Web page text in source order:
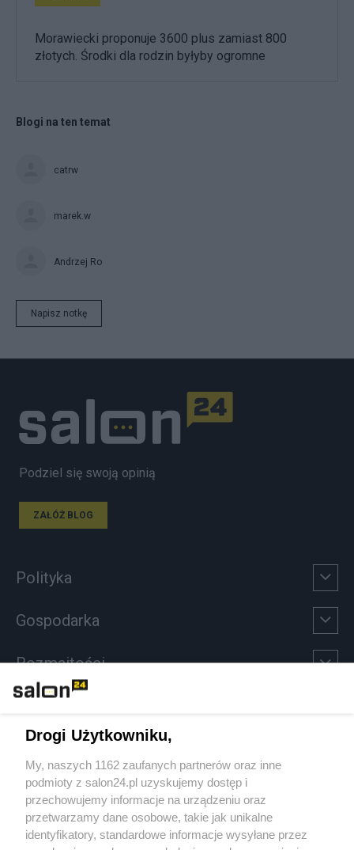
Morawiecki proponuje 3600 plus zamiast 800
złotych. Środki dla rodzin byłyby ogromne
Blogi na ten temat
catrw
marek.w
Andrzej Ro
Napisz notkę
Podziel się swoją opinią
ZAŁÓŻ BLOG
Polityka
Gospodarka
Rozmaitości
Sport
Społeczeństwo
Kultura
Drogi Użytkowniku,
My, naszych 1162 zaufanych partnerów oraz inne
podmioty z salon24.pl uzyskujemy dostęp i
przechowujemy informacje na urządzeniu oraz
przetwarzamy dane osobowe, takie jak unikalne
identyfikatory, standardowe informacje wysyłane przez